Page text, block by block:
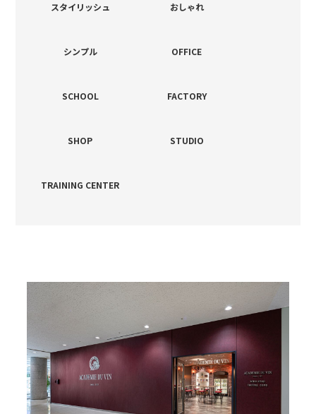
スタイリッシュ おしゃれ
シンプル OFFICE
SCHOOL FACTORY
SHOP STUDIO
TRAINING CENTER